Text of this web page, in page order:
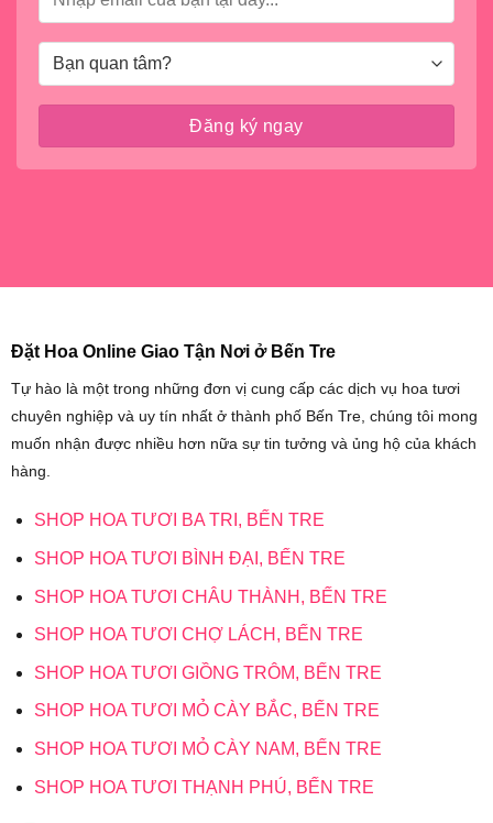
Đặt Hoa Online Giao Tận Nơi ở Bến Tre
Tự hào là một trong những đơn vị cung cấp các dịch vụ hoa tươi
chuyên nghiệp và uy tín nhất ở thành phố Bến Tre, chúng tôi mong
muốn nhận được nhiều hơn nữa sự tin tưởng và ủng hộ của khách
hàng.
SHOP HOA TƯƠI BA TRI, BẾN TRE
SHOP HOA TƯƠI BÌNH ĐẠI, BẾN TRE
SHOP HOA TƯƠI CHÂU THÀNH, BẾN TRE
SHOP HOA TƯƠI CHỢ LÁCH, BẾN TRE
SHOP HOA TƯƠI GIỒNG TRÔM, BẾN TRE
SHOP HOA TƯƠI MỎ CÀY BẮC, BẾN TRE
SHOP HOA TƯƠI MỎ CÀY NAM, BẾN TRE
SHOP HOA TƯƠI THẠNH PHÚ, BẾN TRE